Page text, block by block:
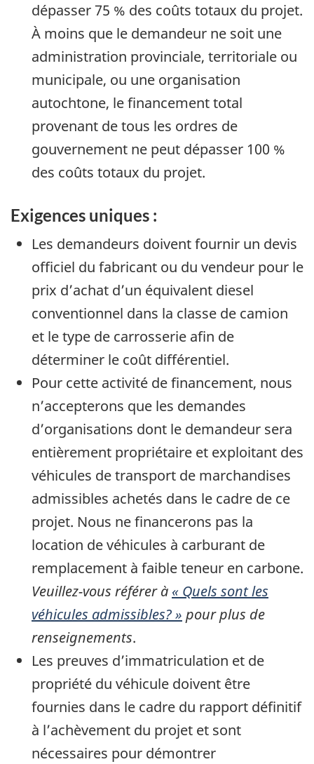
dépasser 75 % des coûts totaux du projet.
À moins que le demandeur ne soit une
administration provinciale, territoriale ou
municipale, ou une organisation
autochtone, le financement total
provenant de tous les ordres de
gouvernement ne peut dépasser 100 %
des coûts totaux du projet.
Exigences uniques :
Les demandeurs doivent fournir un devis
officiel du fabricant ou du vendeur pour le
prix d’achat d’un équivalent diesel
conventionnel dans la classe de camion
et le type de carrosserie afin de
déterminer le coût différentiel.
Pour cette activité de financement, nous
n’accepterons que les demandes
d’organisations dont le demandeur sera
entièrement propriétaire et exploitant des
véhicules de transport de marchandises
admissibles achetés dans le cadre de ce
projet. Nous ne financerons pas la
location de véhicules à carburant de
remplacement à faible teneur en carbone.
Veuillez-vous référer à « Quels sont les
véhicules admissibles? » pour plus de
renseignements.
Les preuves d’immatriculation et de
propriété du véhicule doivent être
fournies dans le cadre du rapport définitif
à l’achèvement du projet et sont
nécessaires pour démontrer